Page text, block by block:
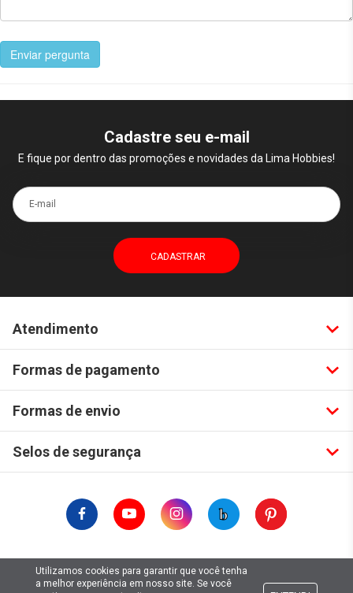
Enviar pergunta
Cadastre seu e-mail
E fique por dentro das promoções e novidades da Lima Hobbies!
E-mail
Atendimento
Formas de pagamento
Formas de envio
Selos de segurança
Copyright © 2019. Todos Os Direitos Reservados.
Lima Hobbies Modelismo Eireli - EPP CNPJ: 00.149.281/0001-49
Utilizamos cookies para garantir que você tenha
a melhor experiência em nosso site. Se você